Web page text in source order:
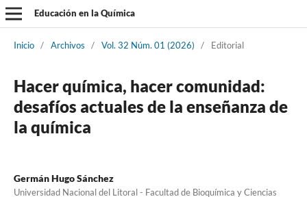
Educación en la Química
Inicio / Archivos / Vol. 32 Núm. 01 (2026) / Editorial
Hacer química, hacer comunidad:
desafíos actuales de la enseñanza de
la química
Germán Hugo Sánchez
Universidad Nacional del Litoral - Facultad de Bioquímica y Ciencias